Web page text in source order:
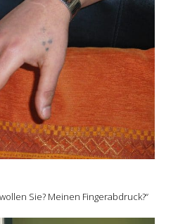
Sie? Meinen Fingerabdruck?“